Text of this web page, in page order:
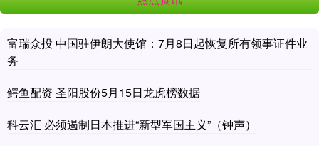
富瑞众投 中国驻伊朗大使馆：7月8日起恢复所有领事证件业
务
鳄鱼配资 圣阳股份5月15日龙虎榜数据
科云汇 必须遏制日本推进“新型军国主义”（钟声）